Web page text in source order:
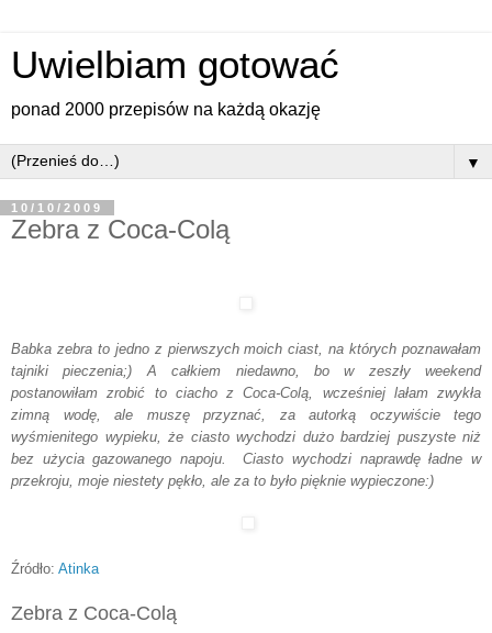
Uwielbiam gotować
ponad 2000 przepisów na każdą okazję
▼
10/10/2009
Zebra z Coca-Colą
Babka zebra to jedno z pierwszych moich ciast, na których poznawałam
tajniki pieczenia;) A całkiem niedawno, bo w zeszły weekend
postanowiłam zrobić to ciacho z Coca-Colą, wcześniej lałam zwykła
zimną wodę, ale muszę przyznać, za autorką oczywiście tego
wyśmienitego wypieku, że ciasto wychodzi dużo bardziej puszyste niż
bez użycia gazowanego napoju. Ciasto wychodzi naprawdę ładne w
przekroju, moje niestety pękło, ale za to było pięknie wypieczone:)
Źródło: Atinka
Zebra z Coca-Colą